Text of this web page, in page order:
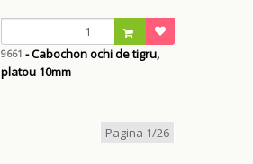
9661 - Cabochon ochi de tigru,
platou 10mm
Pagina 1/26